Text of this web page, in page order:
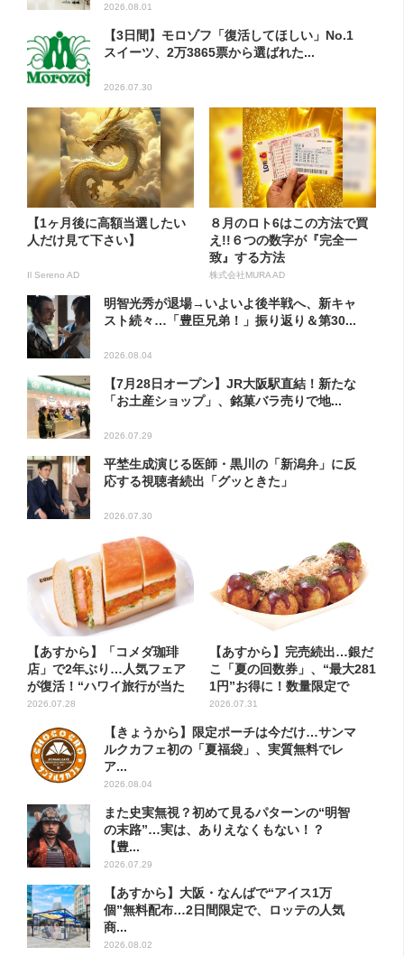
2026.08.01
【3日間】モロゾフ「復活してほしい」No.1
スイーツ、2万3865票から選ばれた...
2026.07.30
【1ヶ月後に高額当選したい
人だけ見て下さい】
Il Sereno AD
８月のロト6はこの方法で買
え!!６つの数字が『完全一
致』する方法
株式会社MURA AD
明智光秀が退場→いよいよ後半戦へ、新キャ
スト続々…「豊臣兄弟！」振り返り＆第30...
2026.08.04
【7月28日オープン】JR大阪駅直結！新たな
「お土産ショップ」、銘菓バラ売りで地...
2026.07.29
平埜生成演じる医師・黒川の「新潟弁」に反
応する視聴者続出「グッときた」
2026.07.30
【あすから】「コメダ珈琲
店」で2年ぶり…人気フェア
が復活！“ハワイ旅行が当た
る”...
2026.07.28
【あすから】完売続出…銀だ
こ「夏の回数券」、“最大281
1円”お得に！数量限定で
2026.07.31
【きょうから】限定ポーチは今だけ…サンマ
ルクカフェ初の「夏福袋」、実質無料でレ
ア...
2026.08.04
また史実無視？初めて見るパターンの“明智
の末路”…実は、ありえなくもない！？
【豊...
2026.07.29
【あすから】大阪・なんばで“アイス1万
個”無料配布…2日間限定で、ロッテの人気
商...
2026.08.02